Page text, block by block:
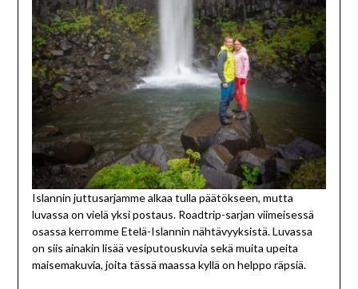
Islannin juttusarjamme alkaa tulla päätökseen, mutta
luvassa on vielä yksi postaus. Roadtrip-sarjan viimeisessä
osassa kerromme Etelä-Islannin nähtävyyksistä. Luvassa
on siis ainakin lisää vesiputouskuvia sekä muita upeita
maisemakuvia, joita tässä maassa kyllä on helppo räpsiä.